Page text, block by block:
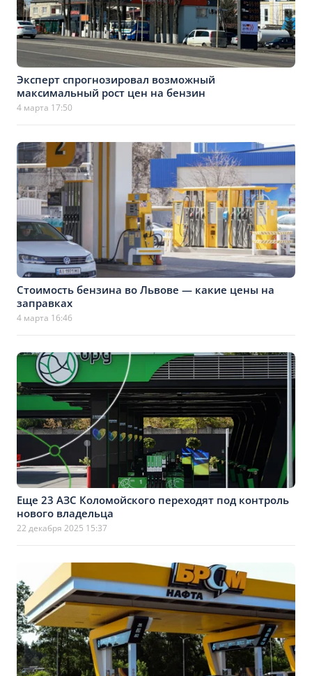
Эксперт спрогнозировал возможный
максимальный рост цен на бензин
4 марта 17:50
Стоимость бензина во Львове — какие цены на
заправках
4 марта 16:46
Еще 23 АЗС Коломойского переходят под контроль
нового владельца
22 декабря 2025 15:37